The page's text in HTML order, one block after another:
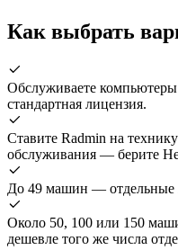
Как выбрать
Обслуживаете
стандартная лицензия.
Ставите Radmin на
обслуживания — берите
До 49 машин — отдельные
Около 50, 100 или 150
дешевле того же числа